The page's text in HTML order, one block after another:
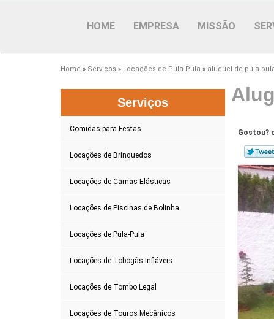
HOME EMPRESA MISSÃO
Home » Serviços » Locações de Pula-Pula » aluguel de pula-
Serviços
Comidas para Festas
Locações de Brinquedos
Locações de Camas Elásticas
Locações de Piscinas de Bolinha
Locações de Pula-Pula
Locações de Tobogãs Infláveis
Locações de Tombo Legal
Locações de Touros Mecânicos
Gostou?